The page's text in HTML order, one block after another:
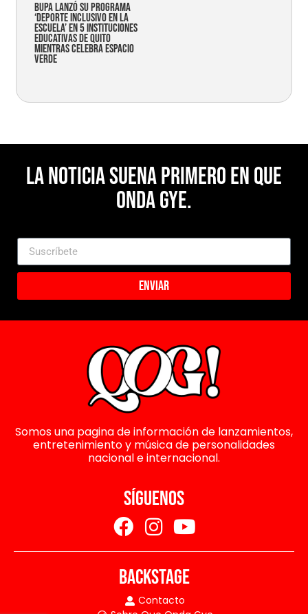
Bupa lanzó su programa
‘Deporte Inclusivo en la
Escuela’ en 5 instituciones
educativas de Quito
mientras celebra espacio
verde
La noticia suena primero en Que
Onda Gye.
Enviar
Somos una pagina de información de lanzamientos,
entretenimiento y música de personalidades
nacional e internacional.
SÍGUENOS
BACKSTAGE
Contacto